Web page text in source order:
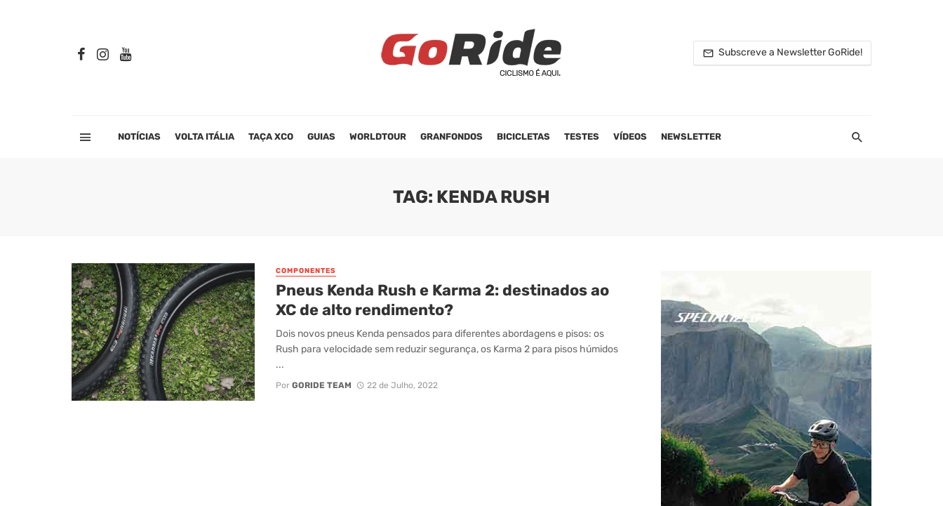
Subscreve a Newsletter GoRide!
NOTÍCIAS VOLTA ITÁLIA TAÇA XCO GUIAS WORLDTOUR GRANFONDOS BICICLETAS TESTES VÍDEOS NEWSLETTER
TAG: KENDA RUSH
COMPONENTES
Pneus Kenda Rush e Karma 2: destinados ao
XC de alto rendimento?
Dois novos pneus Kenda pensados para diferentes abordagens e pisos: os
Rush para velocidade sem reduzir segurança, os Karma 2 para pisos húmidos
...
Por GORIDE TEAM 22 de Julho, 2022